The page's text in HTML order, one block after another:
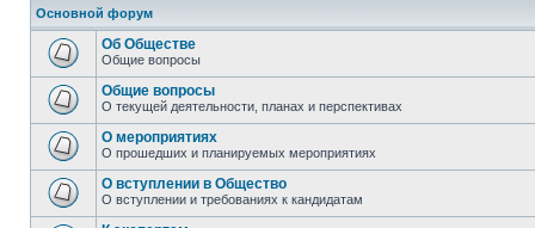
Основной форум
Об Обществе
Общие вопросы
Общие вопросы
О текущей деятельности, планах и перспективах
О мероприятиях
О прошедших и планируемых мероприятиях
О вступлении в Общество
О вступлении и требованиях к кандидатам